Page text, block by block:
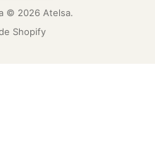
© 2026 Atelsa.
Shopify